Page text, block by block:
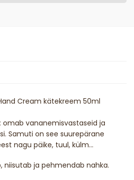
Cream kätekreem 50ml
omab vananemisvastaseid ja
Samuti on see suurepärane
nagu päike, tuul, külm…
niisutab ja pehmendab nahka.